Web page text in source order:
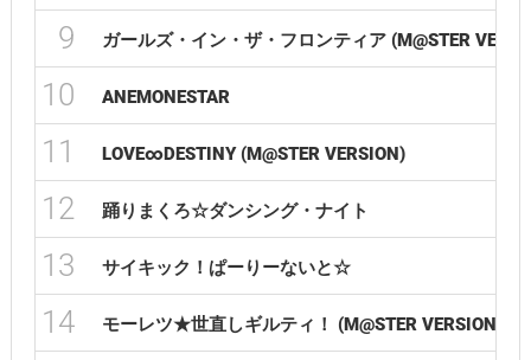
9 ガールズ・イン・ザ・フロンティア (M@STER
10 ANEMONESTAR
11 LOVE∞DESTINY (M@STER VERSION)
12 踊りまくろ☆ダンシング・ナイト
13 サイキック！ぱーりーないと☆
14 モーレツ★世直しギルティ！ (M@STER VERSION)